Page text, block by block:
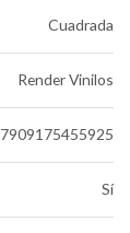
Cuadrada
Render Vinilos
7909175455925
Sí